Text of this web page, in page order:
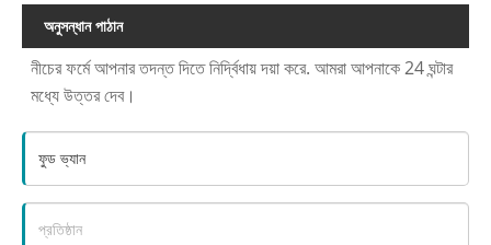
অনুসন্ধান পাঠান
নীচের ফর্মে আপনার তদন্ত দিতে নির্দ্বিধায় দয়া করে. আমরা আপনাকে 24 ঘন্টার
মধ্যে উত্তর দেব।